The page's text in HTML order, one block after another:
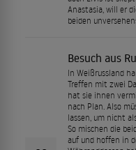
Anastasia, will er
beiden
Besuch aus
In Weißrussland
Treffen mit zwei
hat sie ihnen
nach Plan. Also
lassen, um nicht
So mischen die
auf und hoffen in